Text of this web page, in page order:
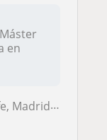
en
Parla, Pinto